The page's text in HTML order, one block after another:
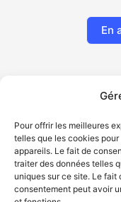
Pour offrir les meilleures
telles que les cookies
appareils. Le fait de
traiter des données telles
uniques sur ce site. Le fait
consentement peut avoir
En
©